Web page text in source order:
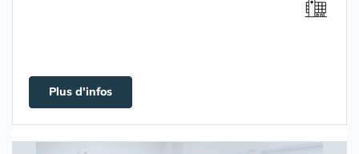
Plus d'infos